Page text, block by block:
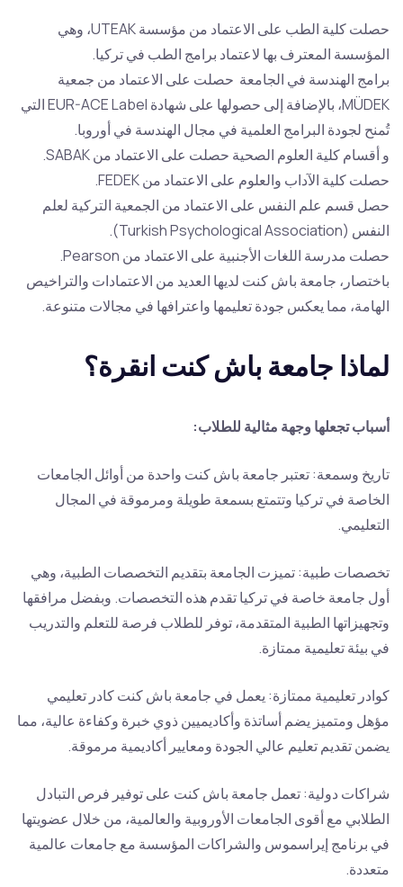
حصلت كلية الطب على الاعتماد من مؤسسة UTEAK، وهي
المؤسسة المعترف بها لاعتماد برامج الطب في تركيا.
برامج الهندسة في الجامعة حصلت على الاعتماد من جمعية
MÜDEK، بالإضافة إلى حصولها على شهادة EUR-ACE Label التي
تُمنح لجودة البرامج العلمية في مجال الهندسة في أوروبا.
و أقسام كلية العلوم الصحية حصلت على الاعتماد من SABAK.
حصلت كلية الآداب والعلوم على الاعتماد من FEDEK.
حصل قسم علم النفس على الاعتماد من الجمعية التركية لعلم
النفس (Turkish Psychological Association).
حصلت مدرسة اللغات الأجنبية على الاعتماد من Pearson.
باختصار، جامعة باش كنت لديها العديد من الاعتمادات والتراخيص
الهامة، مما يعكس جودة تعليمها واعترافها في مجالات متنوعة.
لماذا جامعة باش كنت انقرة؟
أسباب تجعلها وجهة مثالية للطلاب:
تاريخ وسمعة: تعتبر جامعة باش كنت واحدة من أوائل الجامعات
الخاصة في تركيا وتتمتع بسمعة طويلة ومرموقة في المجال
التعليمي.
تخصصات طبية: تميزت الجامعة بتقديم التخصصات الطبية، وهي
أول جامعة خاصة في تركيا تقدم هذه التخصصات. وبفضل مرافقها
وتجهيزاتها الطبية المتقدمة، توفر للطلاب فرصة للتعلم والتدريب
في بيئة تعليمية ممتازة.
كوادر تعليمية ممتازة: يعمل في جامعة باش كنت كادر تعليمي
مؤهل ومتميز يضم أساتذة وأكاديميين ذوي خبرة وكفاءة عالية، مما
يضمن تقديم تعليم عالي الجودة ومعايير أكاديمية مرموقة.
شراكات دولية: تعمل جامعة باش كنت على توفير فرص التبادل
الطلابي مع أقوى الجامعات الأوروبية والعالمية، من خلال عضويتها
في برنامج إيراسموس والشراكات المؤسسة مع جامعات عالمية
متعددة.